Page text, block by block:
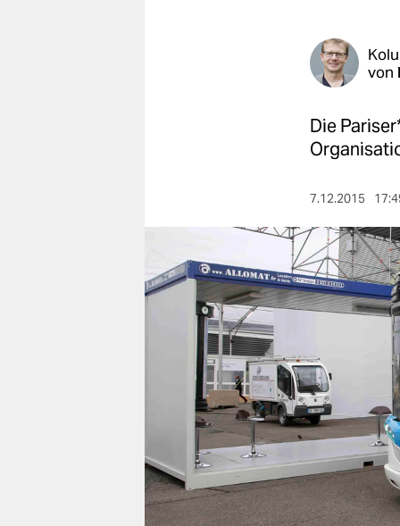
verlag
veranstaltungen
fragen & hilfe
unterstützen
abo
genossenschaft
von
Die
7.12.2015